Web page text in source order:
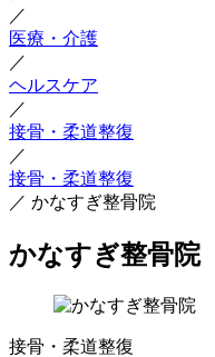
／
医療・介護
／
ヘルスケア
／
接骨・柔道整復
／
接骨・柔道整復
／ かなすぎ整骨院
かなすぎ整骨院
接骨・柔道整復